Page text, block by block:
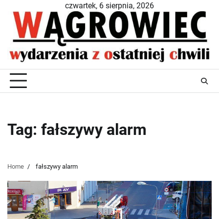
content
czwartek, 6 sierpnia, 2026
Tag: fałszywy alarm
Home fałszywy alarm